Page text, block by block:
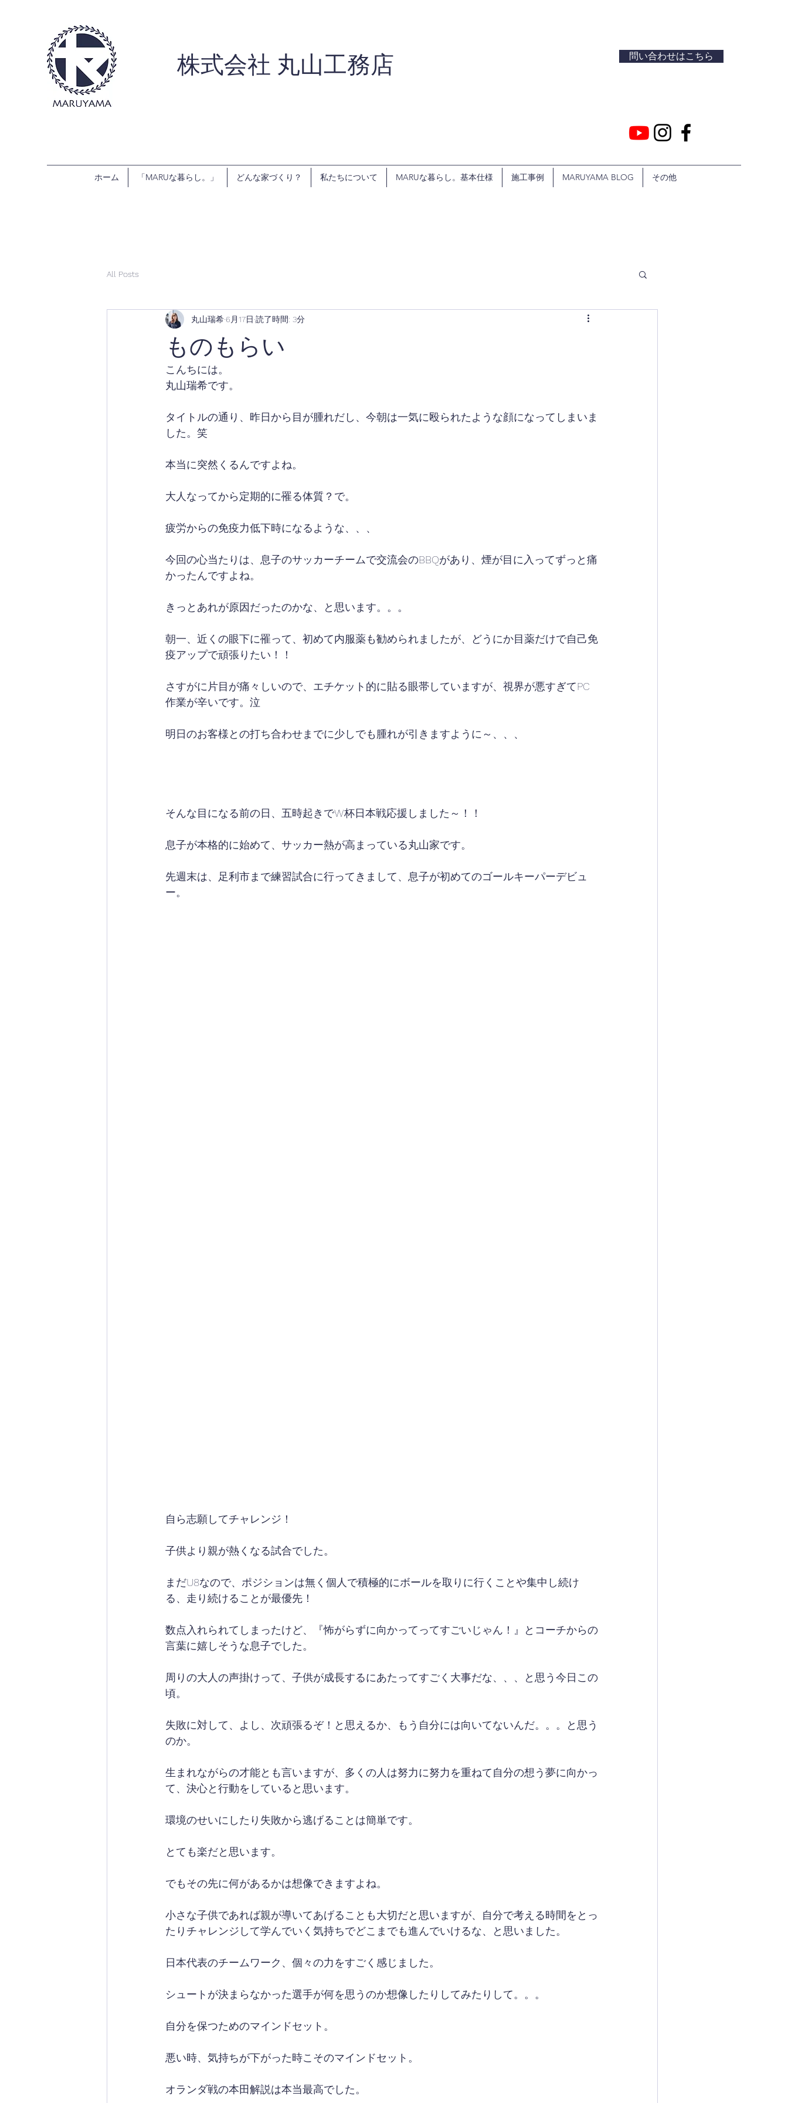
株式会社 丸山工務店 問い合わせはこちら
ホーム 「MARUな暮らし。」 どんな家づくり？ 私たちについて MARUな暮らし。基本仕様 施工事例 MARUYAMA BLOG その他
All Posts
ものもらい
丸山瑞希6月17日 読了時間: 3分
こんちには。
丸山瑞希です。
タイトルの通り、昨日から目が腫れだし、今朝は一気に殴られたような顔になってしまいま
した。笑
本当に突然くるんですよね。
大人なってから定期的に罹る体質？で。
疲労からの免疫力低下時になるような、、、
今回の心当たりは、息子のサッカーチームで交流会のBBQがあり、煙が目に入ってずっと痛
かったんですよね。
きっとあれが原因だったのかな、と思います。。。
朝一、近くの眼下に罹って、初めて内服薬も勧められましたが、どうにか目薬だけで自己免
疫アップで頑張りたい！！
さすがに片目が痛々しいので、エチケット的に貼る眼帯していますが、視界が悪すぎてPC
作業が辛いです。泣
明日のお客様との打ち合わせまでに少しでも腫れが引きますように～、、、
そんな目になる前の日、五時起きでW杯日本戦応援しました～！！
息子が本格的に始めて、サッカー熱が高まっている丸山家です。
先週末は、足利市まで練習試合に行ってきまして、息子が初めてのゴールキーパーデビュ
ー。
自ら志願してチャレンジ！
子供より親が熱くなる試合でした。
まだU8なので、ポジションは無く個人で積極的にボールを取りに行くことや集中し続け
る、走り続けることが最優先！
数点入れられてしまったけど、『怖がらずに向かってってすごいじゃん！』とコーチからの
言葉に嬉しそうな息子でした。
周りの大人の声掛けって、子供が成長するにあたってすごく大事だな、、、と思う今日この
頃。
失敗に対して、よし、次頑張るぞ！と思えるか、もう自分には向いてないんだ。。。と思う
のか。
生まれながらの才能とも言いますが、多くの人は努力に努力を重ねて自分の想う夢に向かっ
て、決心と行動をしていると思います。
環境のせいにしたり失敗から逃げることは簡単です。
とても楽だと思います。
でもその先に何があるかは想像できますよね。
小さな子供であれば親が導いてあげることも大切だと思いますが、自分で考える時間をとっ
たりチャレンジして学んでいく気持ちでどこまでも進んでいけるな、と思いました。
日本代表のチームワーク、個々の力をすごく感じました。
シュートが決まらなかった選手が何を思うのか想像したりしてみたりして。。。
自分を保つためのマインドセット。
悪い時、気持ちが下がった時こそのマインドセット。
オランダ戦の本田解説は本当最高でした。